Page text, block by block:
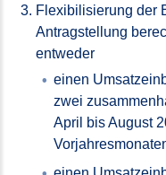
Flexibilisierung der
Antragstellung
entweder
einen
zwei
April bis August